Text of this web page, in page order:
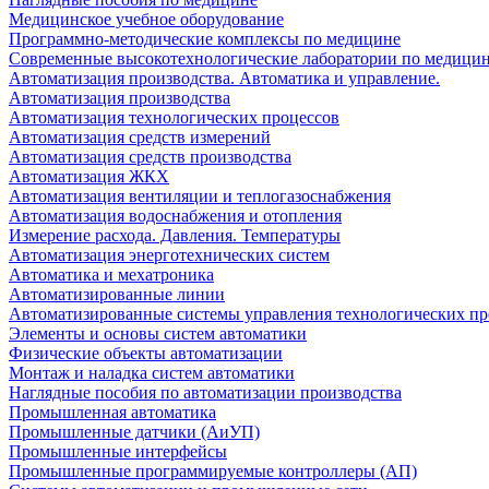
Медицинское учебное оборудование
Программно-методические комплексы по медицине
Современные высокотехнологические лаборатории по
Автоматизация производства. Автоматика и управление.
Автоматизация производства
Автоматизация технологических процессов
Автоматизация средств измерений
Автоматизация средств производства
Автоматизация ЖКХ
Автоматизация вентиляции и теплогазоснабжения
Автоматизация водоснабжения и отопления
Измерение расхода. Давления. Температуры
Автоматизация энерготехнических систем
Автоматика и мехатроника
Автоматизированные линии
Автоматизированные системы управления технологических
Элементы и основы систем автоматики
Физические объекты автоматизации
Монтаж и наладка систем автоматики
Наглядные пособия по автоматизации производства
Промышленная автоматика
Промышленные датчики (АиУП)
Промышленные интерфейсы
Промышленные программируемые контроллеры (АП)